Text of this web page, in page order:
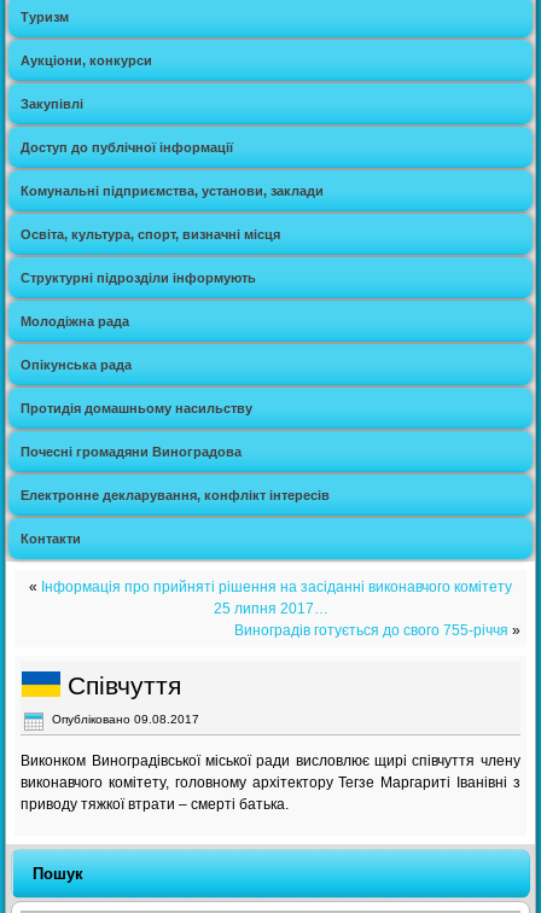
Туризм
Аукціони, конкурси
Закупівлі
Доступ до публічної інформації
Комунальні підприємства, установи, заклади
Освіта, культура, спорт, визначні місця
Структурні підрозділи інформують
Молодіжна рада
Опікунська рада
Протидія домашньому насильству
Почесні громадяни Виноградова
Електронне декларування, конфлікт інтересів
Контакти
« Інформація про прийняті рішення на засіданні виконавчого комітету
25 липня 2017…
Виноградів готується до свого 755-річчя »
Співчуття
Опубліковано 09.08.2017
Виконком Виноградівської міської ради висловлює щирі співчуття члену
виконавчого комітету, головному архітектору Тегзе Маргариті Іванівні з
приводу тяжкої втрати – смерті батька.
Пошук